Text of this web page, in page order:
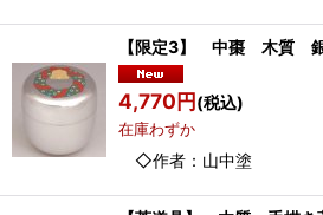
【限定3】 中棗 木質
4,770円(税込)
在庫わずか
◇作者：山中塗 ◇材質